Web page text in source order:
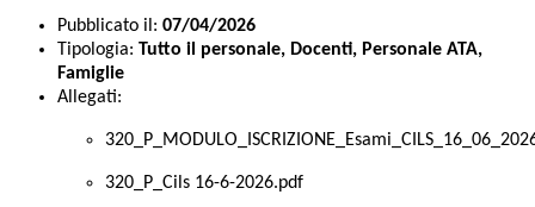
Pubblicato il: 07/04/2026
Tipologia: Tutto il personale, Docenti, Personale ATA,
Famiglie
Allegati:
320_P_Cils 16-6-2026.pdf